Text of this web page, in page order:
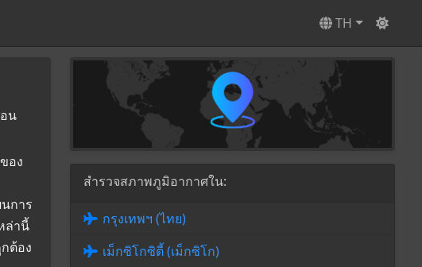
TH
น
อง
การ
ล่านี้
ต้อง
สำรวจสภาพภูมิอากาศใน:
กรุงเทพฯ (ไทย)
เม็กซิโกซิตี้ (เม็กซิโก)